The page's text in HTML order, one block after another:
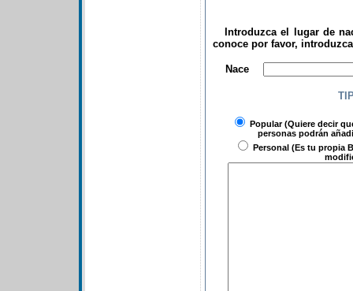
Introduzca el lugar de
conoce por favor,
Nace
Popular(Quiere decir
personas podrán
Personal (Es tu propia